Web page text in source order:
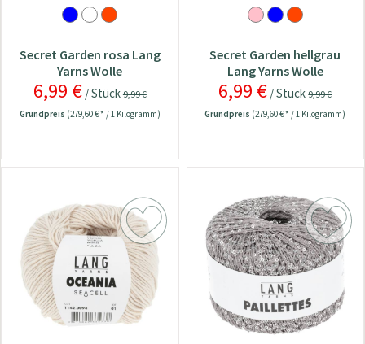
Secret Garden rosa Lang
Yarns Wolle
6,99 €/ Stück9,99 €
Grundpreis (279,60 € * / 1 Kilogramm)
Secret Garden hellgrau
Lang Yarns Wolle
6,99 € / Stück9,99 €
Grundpreis (279,60 € * / 1 Kilogramm)